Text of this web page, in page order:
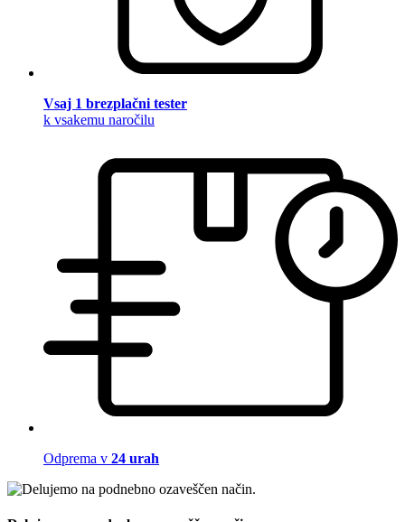
Vsaj 1 brezplačni tester
k vsakemu naročilu
Odprema v 24 urah